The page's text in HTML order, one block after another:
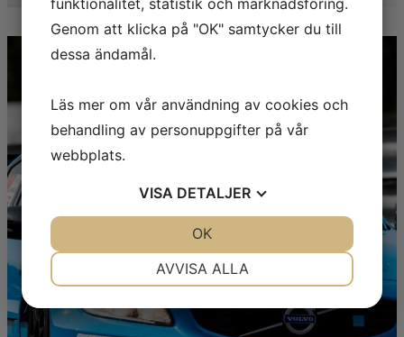
FORDON
funktionalitet, statistik och marknadsföring.
Genom att klicka på "OK" samtycker du till
dessa ändamål.
Läs mer om vår användning av cookies och
behandling av personuppgifter på vår
webbplats.
VISA DETALJER
MARKNADSFÖRING STATISTIK
AVVISA ALLA
OK